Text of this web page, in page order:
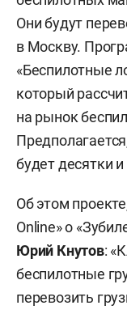
Они будут
в Москву.
«Беспилотные
который
на рынок
будет десятки и
Об этом
Online» о
Юрий Кнутов:
беспилотные
перевозить